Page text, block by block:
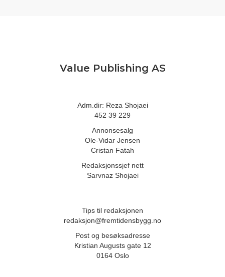
Value Publishing AS
Adm.dir: Reza Shojaei
452 39 229
Annonsesalg
Ole-Vidar Jensen
Cristan Fatah
Redaksjonssjef nett
Sarvnaz Shojaei
Tips til redaksjonen
redaksjon@fremtidensbygg.no
Post og besøksadresse
Kristian Augusts gate 12
0164 Oslo